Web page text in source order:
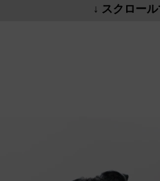
↓ スクロー